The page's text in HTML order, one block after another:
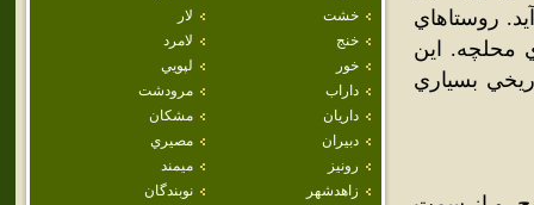
خشت
لار
خنج
لامرد
خور
لپويي
داراب
مرودشت
داريان
مشكان
دبيران
مصيري
رونيز
ميمند
زاهدشهر
نوبندگان
روستاهاي
محلچه. اين
بسياري